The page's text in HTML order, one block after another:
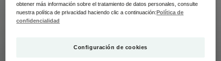
obtener más información sobre el tratamiento de datos personales, consulte
nuestra política de privacidad haciendo clic a continuación:Política de
confidencialidad
Configuración de cookies